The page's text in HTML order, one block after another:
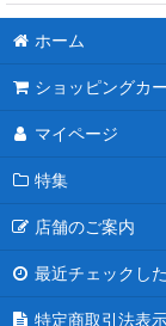
ホーム
ショッピングカ
マイページ
特集
店舗のご案内
最近チェックし
特定商取引法表